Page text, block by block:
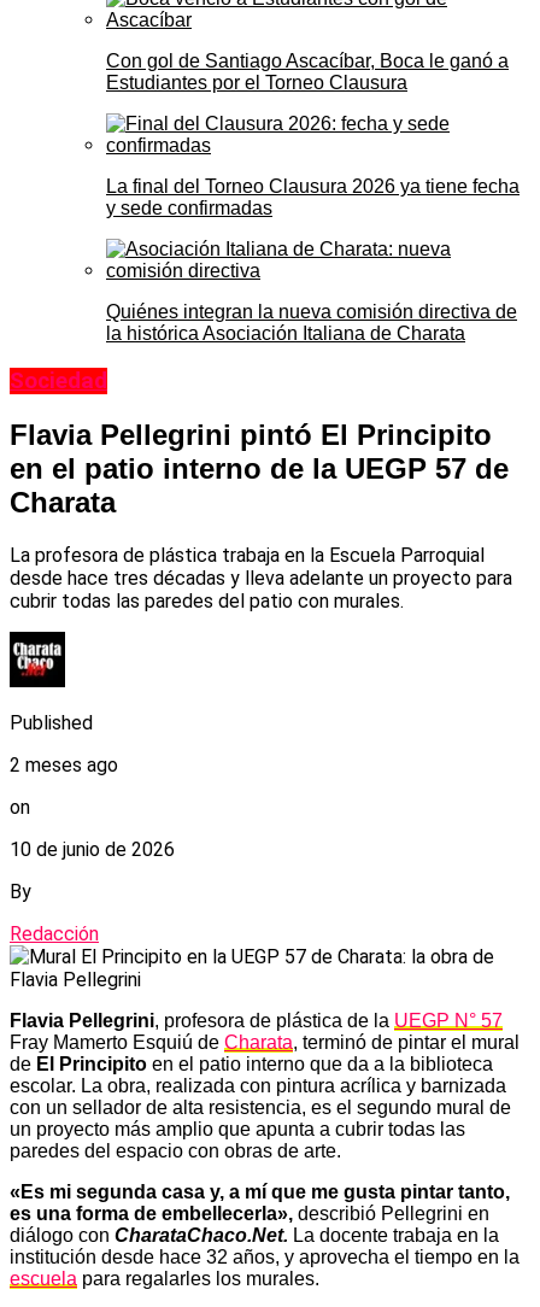
Con gol de Santiago Ascacíbar, Boca le ganó a
Estudiantes por el Torneo Clausura
La final del Torneo Clausura 2026 ya tiene fecha
y sede confirmadas
Quiénes integran la nueva comisión directiva de
la histórica Asociación Italiana de Charata
Sociedad
Flavia Pellegrini pintó El Principito
en el patio interno de la UEGP 57 de
Charata
La profesora de plástica trabaja en la Escuela Parroquial
desde hace tres décadas y lleva adelante un proyecto para
cubrir todas las paredes del patio con murales.
Published
2 meses ago
on
10 de junio de 2026
By
Redacción
Flavia Pellegrini, profesora de plástica de la UEGP N° 57
Fray Mamerto Esquiú de Charata, terminó de pintar el mural
de El Principito en el patio interno que da a la biblioteca
escolar. La obra, realizada con pintura acrílica y barnizada
con un sellador de alta resistencia, es el segundo mural de
un proyecto más amplio que apunta a cubrir todas las
paredes del espacio con obras de arte.
«Es mi segunda casa y, a mí que me gusta pintar tanto,
es una forma de embellecerla», describió Pellegrini en
diálogo con CharataChaco.Net. La docente trabaja en la
institución desde hace 32 años, y aprovecha el tiempo en la
escuela para regalarles los murales.